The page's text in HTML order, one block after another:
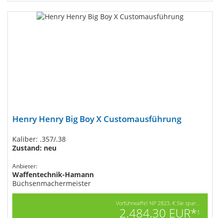
Henry Henry Big Boy X Customausführung
Kaliber: .357/.38
Zustand: neu
Anbieter:
Waffentechnik-Hamann
Büchsenmachermeister
Vorführwaffe! NP 2823,-€ Sie spar...
2.484,30 EUR*1